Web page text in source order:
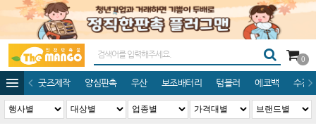
0
굿즈제작 양심판촉 우산 보조배터리 텀블러 에코백 수건/